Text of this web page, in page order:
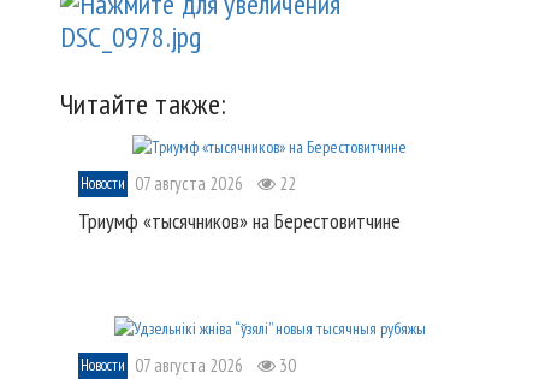
Читайте также:
Новости 07 августа 2026 22
Триумф «тысячников» на Берестовитчине
Новости 07 августа 2026 30